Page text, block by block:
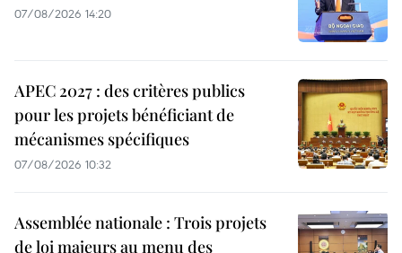
07/08/2026 14:20
APEC 2027 : des critères publics
pour les projets bénéficiant de
mécanismes spécifiques
07/08/2026 10:32
Assemblée nationale : Trois projets
de loi majeurs au menu des